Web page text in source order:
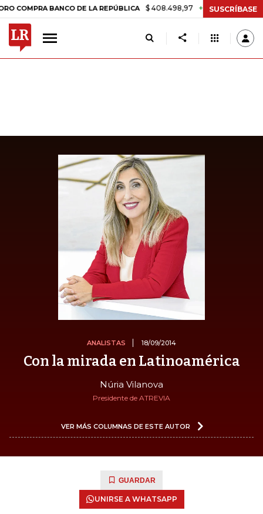
BANCO DE LA REPÚBLICA $ 408.498,97 +$ 8.753,81 +2,19%
SUSCRÍBASE
ANALISTAS 18/09/2014
Con la mirada en Latinoamérica
Núria Vilanova
Presidente de ATREVIA
VER MÁS COLUMNAS DE ESTE AUTOR
GUARDAR
UNIRSE A WHATSAPP